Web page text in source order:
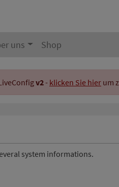
uns Shop
v2- klicken Sie hier um
system informations.